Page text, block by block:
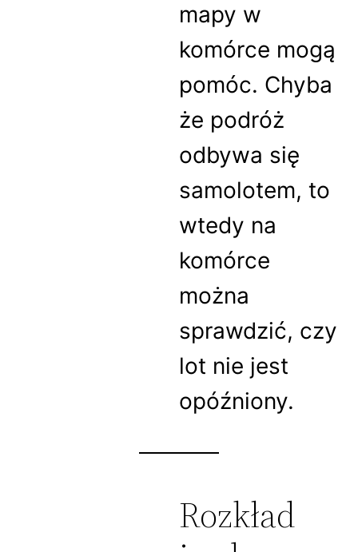
mapy w
komórce mogą
pomóc. Chyba
że podróż
odbywa się
samolotem, to
wtedy na
komórce
można
sprawdzić, czy
lot nie jest
opóźniony.
Rozkład